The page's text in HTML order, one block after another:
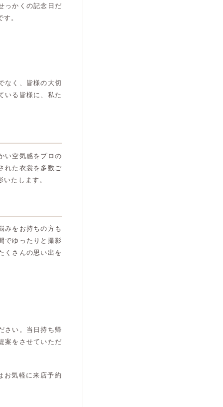
っかくの記念日だ
。
なく、皆様の大切
いる皆様に、私た
い空気感をプロの
れた衣裳を多数ご
たします。
みをお持ちの方も
でゆったりと撮影
くさんの思い出を
さい。当日持ち帰
案をさせていただ
お気軽に来店予約